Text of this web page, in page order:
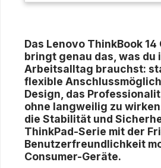
Das Lenovo ThinkBook 14
bringt genau das, was du
Arbeitsalltag brauchst:
flexible
Design, das
ohne langweilig zu
die Stabilität und
ThinkPad-Serie mit der
Benutzerfreundlichkeit
Consumer-Geräte.